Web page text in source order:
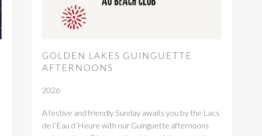
GOLDEN LAKES GUINGUETTE
AFTERNOONS
2026
A festive and friendly Sunday awaits you by the Lacs
de l’Eau d’Heure with our Guinguette afternoons